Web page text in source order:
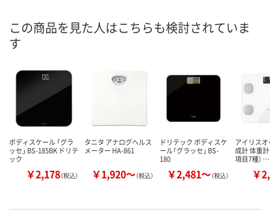
この商品を見た人はこちらも検討されていま
す
ボディスケール 「グラ
ッセ」 BS-185BK ドリテ
ック
￥2,178（税込）
タニタ アナログヘルス
メーター HA-861
￥1,920～（税込）
ドリテック ボディスケ
ール「グラッセ」 BS-
180
￥2,481～（税込）
アイリス
成計 体重
項目7種） …
￥